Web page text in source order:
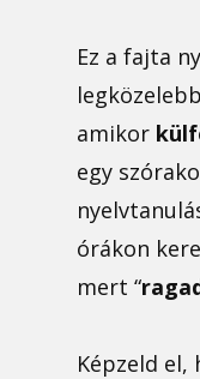
Ez a fajta
amikor
egy
órákon
mert “
Képzeld el,